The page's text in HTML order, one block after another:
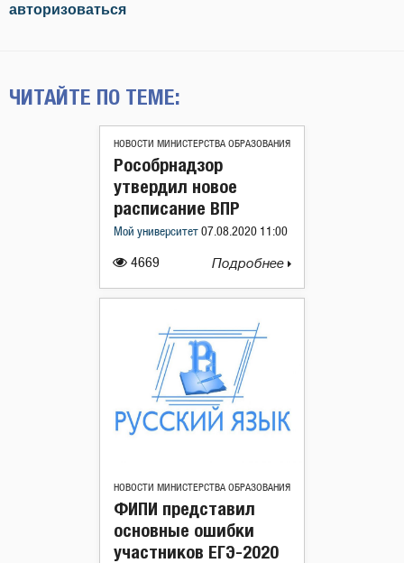
авторизоваться
ЧИТАЙТЕ ПО ТЕМЕ:
НОВОСТИ МИНИСТЕРСТВА ОБРАЗОВАНИЯ
4669
Рособрнадзор
утвердил новое
расписание ВПР
Мой университет 07.08.2020 11:00
Подробнее
НОВОСТИ МИНИСТЕРСТВА ОБРАЗОВАНИЯ
ФИПИ представил
основные ошибки
участников ЕГЭ-2020